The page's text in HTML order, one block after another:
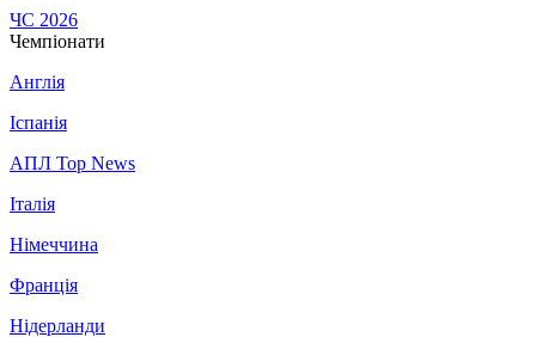
ЧС 2026
Чемпіонати
Англія
Іспанія
АПЛ Top News
Італія
Німеччина
Франція
Нідерланди